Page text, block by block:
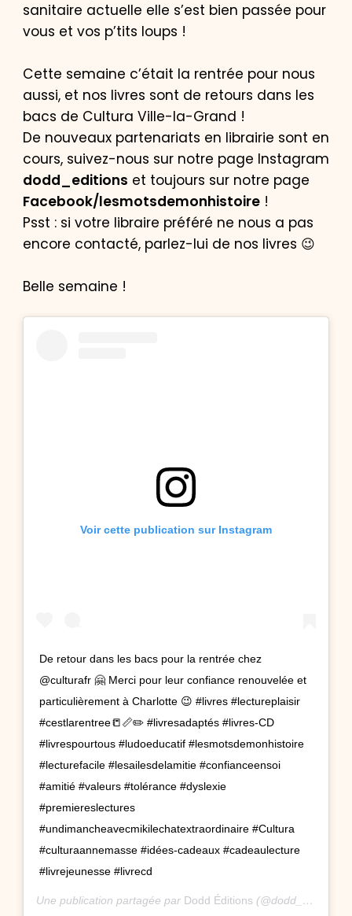
sanitaire actuelle elle s’est bien passée pour
vous et vos p’tits loups !
Cette semaine c’était la rentrée pour nous
aussi, et nos livres sont de retours dans les
bacs de Cultura Ville-la-Grand !
De nouveaux partenariats en librairie sont en
cours, suivez-nous sur notre page Instagram
dodd_editions et toujours sur notre page
Facebook/lesmotsdemonhistoire!
Psst : si votre libraire préféré ne nous a pas
encore contacté, parlez-lui de nos livres 😉
Belle semaine !
Voir cette publication sur Instagram
De retour dans les bacs pour la rentrée chez
@culturafr 🤗 Merci pour leur confiance renouvelée et
particulièrement à Charlotte 😉 #livres #lectureplaisir
#cestlarentree📒📏✏️ #livresadaptés #livres-CD
#livrespourtous #ludoeducatif #lesmotsdemonhistoire
#lecturefacile #lesailesdelamitie #confianceensoi
#amitié #valeurs #tolérance #dyslexie
#premiereslectures
#undimancheavecmikilechatextraordinaire #Cultura
#culturaannemasse #idées-cadeaux #cadeaulecture
#livrejeunesse #livrecd
Une publication partagée par Dodd Éditions (@dodd_editions) le